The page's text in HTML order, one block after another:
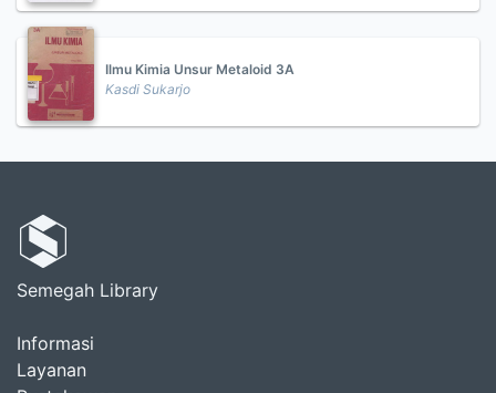
Ilmu Kimia Unsur Metaloid 3A
Kasdi Sukarjo
Semegah Library
Informasi
Layanan